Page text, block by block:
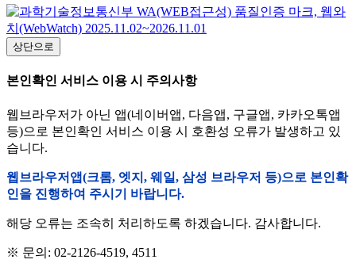
상단으로
본인확인 서비스 이용 시 주의사항
웹브라우저가 아닌 앱(네이버앱, 다음앱, 구글앱, 카카오톡앱
등)으로 본인확인 서비스 이용 시 호환성 오류가 발생하고 있
습니다.
웹브라우저앱(크롬, 엣지, 웨일, 삼성 브라우저 등)으로 본인확
인을 진행하여 주시기 바랍니다.
해당 오류는 조속히 처리하도록 하겠습니다. 감사합니다.
※ 문의: 02-2126-4519, 4511